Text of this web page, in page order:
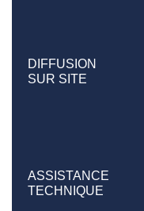
DIFFUSION
SUR SITE
ASSISTANCE
TECHNIQUE